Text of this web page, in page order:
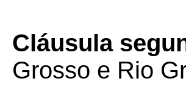
Cláusula
Grosso e Rio